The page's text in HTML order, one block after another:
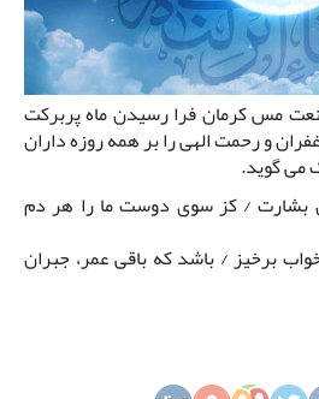
مس کرمان فرا رسیدن ماه پربرکت
و رحمت الهی را بر همه روزه داران
می گوید.
بشارت / کز سوی دوست ما را هر دم
برخیز / باشد که باقی عمر، جبران